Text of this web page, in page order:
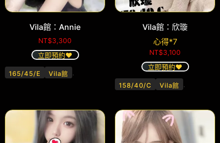
Vila館：Annie
NT$3,300
立即預約❤️
165/45/E Vila館 .
Vila館：欣璇
心得*7
NT$3,100
立即預約❤️
158/40/C Vila館 .